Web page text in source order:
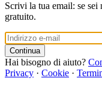
Scrivi la tua email: se
gratuito.
Continua
Hai bisogno di aiuto?
Privacy · Cookie ·